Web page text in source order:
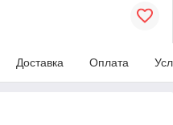
Доставка Оплата